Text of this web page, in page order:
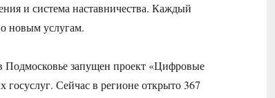
и система наставничества. Каждый
новым услугам.
Подмосковье запущен проект «Цифровые
Сейчас в регионе открыто 367